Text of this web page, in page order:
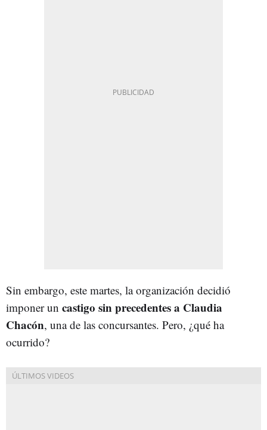
Sin embargo, este martes, la organización decidió
imponer un castigo sin precedentes a Claudia
Chacón, una de las concursantes. Pero, ¿qué ha
ocurrido?